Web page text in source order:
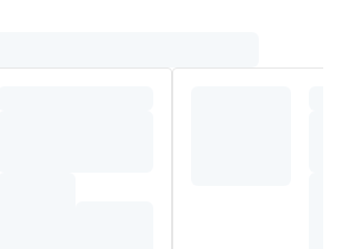
praticité ! Elle apporte 1000 mg de